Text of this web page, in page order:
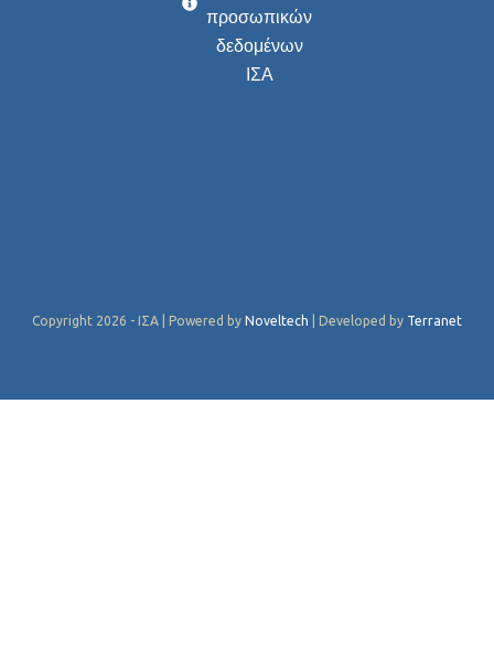
προσωπικών
δεδομένων
ΙΣΑ
Copyright 2026 - ΙΣΑ | Powered by Noveltech | Developed by Terranet